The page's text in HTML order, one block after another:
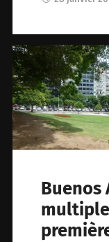
Buenos